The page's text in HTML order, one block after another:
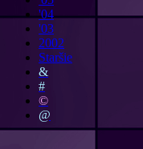
'04
'03
2002
Staršie
&
#
©
@